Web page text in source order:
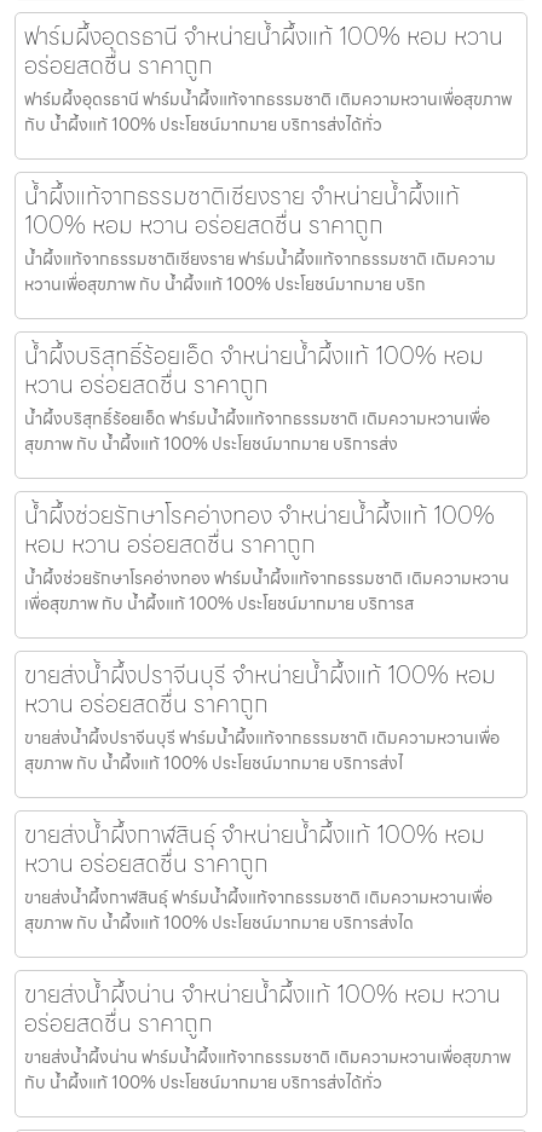
ฟาร์มผึ้งอุดรธานี จำหน่ายน้ำผึ้งแท้ 100% หอม หวาน
อร่อยสดชื่น ราคาถูก
ฟาร์มผึ้งอุดรธานี ฟาร์มน้ำผึ้งแท้จากธรรมชาติ เติมความหวานเพื่อสุขภาพ
กับ น้ำผึ้งแท้ 100% ประโยชน์มากมาย บริการส่งได้ทั่ว
น้ำผึ้งแท้จากธรรมชาติเชียงราย จำหน่ายน้ำผึ้งแท้
100% หอม หวาน อร่อยสดชื่น ราคาถูก
น้ำผึ้งแท้จากธรรมชาติเชียงราย ฟาร์มน้ำผึ้งแท้จากธรรมชาติ เติมความ
หวานเพื่อสุขภาพ กับ น้ำผึ้งแท้ 100% ประโยชน์มากมาย บริก
น้ำผึ้งบริสุทธิ์ร้อยเอ็ด จำหน่ายน้ำผึ้งแท้ 100% หอม
หวาน อร่อยสดชื่น ราคาถูก
น้ำผึ้งบริสุทธิ์ร้อยเอ็ด ฟาร์มน้ำผึ้งแท้จากธรรมชาติ เติมความหวานเพื่อ
สุขภาพ กับ น้ำผึ้งแท้ 100% ประโยชน์มากมาย บริการส่ง
น้ำผึ้งช่วยรักษาโรคอ่างทอง จำหน่ายน้ำผึ้งแท้ 100%
หอม หวาน อร่อยสดชื่น ราคาถูก
น้ำผึ้งช่วยรักษาโรคอ่างทอง ฟาร์มน้ำผึ้งแท้จากธรรมชาติ เติมความหวาน
เพื่อสุขภาพ กับ น้ำผึ้งแท้ 100% ประโยชน์มากมาย บริการส
ขายส่งน้ำผึ้งปราจีนบุรี จำหน่ายน้ำผึ้งแท้ 100% หอม
หวาน อร่อยสดชื่น ราคาถูก
ขายส่งน้ำผึ้งปราจีนบุรี ฟาร์มน้ำผึ้งแท้จากธรรมชาติ เติมความหวานเพื่อ
สุขภาพ กับ น้ำผึ้งแท้ 100% ประโยชน์มากมาย บริการส่งไ
ขายส่งน้ำผึ้งกาฬสินธุ์ จำหน่ายน้ำผึ้งแท้ 100% หอม
หวาน อร่อยสดชื่น ราคาถูก
ขายส่งน้ำผึ้งกาฬสินธุ์ ฟาร์มน้ำผึ้งแท้จากธรรมชาติ เติมความหวานเพื่อ
สุขภาพ กับ น้ำผึ้งแท้ 100% ประโยชน์มากมาย บริการส่งได
ขายส่งน้ำผึ้งน่าน จำหน่ายน้ำผึ้งแท้ 100% หอม หวาน
อร่อยสดชื่น ราคาถูก
ขายส่งน้ำผึ้งน่าน ฟาร์มน้ำผึ้งแท้จากธรรมชาติ เติมความหวานเพื่อสุขภาพ
กับ น้ำผึ้งแท้ 100% ประโยชน์มากมาย บริการส่งได้ทั่ว